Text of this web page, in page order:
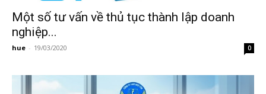
Một số tư vấn về thủ tục thành lập doanh
nghiệp...
hue - 19/03/2020 0